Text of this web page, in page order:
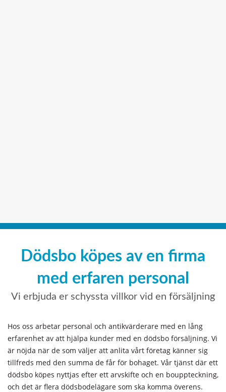
Dödsbo köpes av en firma
med erfaren personal
Vi erbjuda er schyssta villkor vid en försäljning
Hos oss arbetar personal och antikvärderare med en lång
erfarenhet av att hjälpa kunder med en dödsbo försäljning. Vi
är nöjda när de som väljer att anlita vårt företag känner sig
tillfreds med den summa de får för bohaget. Vår tjänst där ett
dödsbo köpes nyttjas efter ett arvskifte och en bouppteckning,
och det är flera dödsbodelägare som ska komma överens.